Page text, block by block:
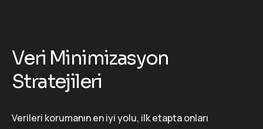
Veri Minimizasyon
Stratejileri
Verileri korumanın en iyi yolu, ilk etapta onları